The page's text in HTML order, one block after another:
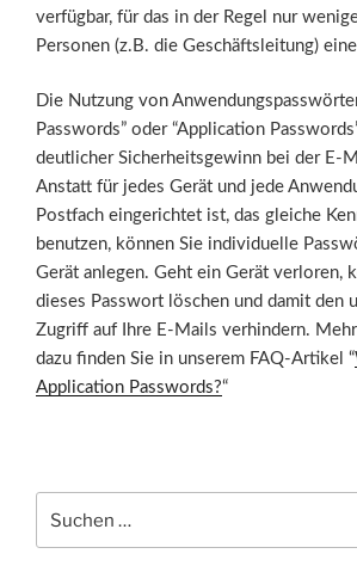
verfügbar, für das in der Regel nur
Personen (z.B. die Geschäftsleitung)
Die Nutzung von
Passwords” oder “Application
deutlicher Sicherheitsgewinn bei der E-
Anstatt für jedes Gerät und jede
Postfach eingerichtet ist, das gleiche
benutzen, können Sie individuelle
Gerät anlegen. Geht ein Gerät verloren,
dieses Passwort löschen und damit den
Zugriff auf Ihre E-Mails verhindern.
dazu finden Sie in unserem FAQ-Artikel “
Application Passwords?“
nach: